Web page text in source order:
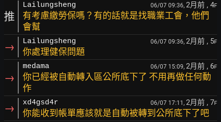
推
Lailungsheng 06/07 09:36, 2月前 , 4F
有考慮繳勞保嗎？有的話就是找職業工會，他們
會幫
→ Lailungsheng 06/07 09:36, 2月前 , 5F
你處理健保問題
→
medama 06/07 15:09, 2月前 , 6F
你已經被自動轉入區公所底下了 不用再做任何動
作
→ xd4gsd4r 06/07 17:11, 2月前 , 7F
你能收到帳單應該就是自動被轉到公所底下了吧